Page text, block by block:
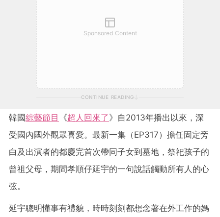
Sponsored Content
CONTINUE READING
韓國綜藝節目 《超人回來了》自2013年播出以來，深
受國內國外觀眾喜愛。最新一集（EP317）擔任固定旁
白及出演者的都慶完首次帶同子女到墓地，祭祀孩子的
曾祖父母，期間孝順仔延宇的一句說話觸動所有人的心
弦。
延宇聰明懂事有禮貌，時時刻刻都想念著在外工作的媽